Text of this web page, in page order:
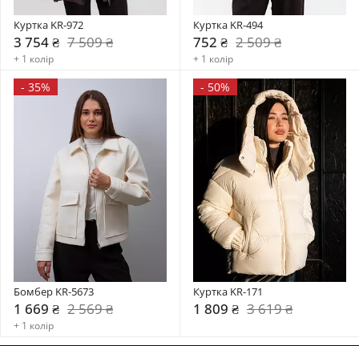
Куртка KR-972
3 754 ₴ 7 509 ₴
+ 1 колір
Куртка KR-494
752 ₴ 2 509 ₴
+ 1 колір
- 35%
Бомбер KR-5673
1 669 ₴ 2 569 ₴
+ 1 колір
- 50%
Куртка KR-171
1 809 ₴ 3 619 ₴